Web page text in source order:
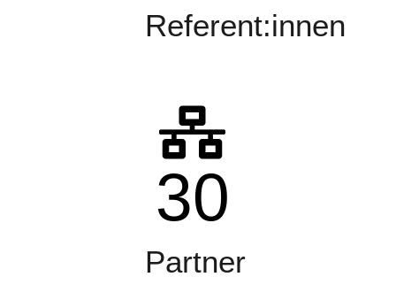
Referent:innen
30
Partner